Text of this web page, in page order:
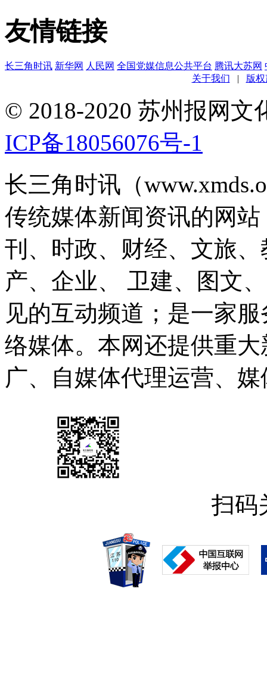
友情链接
长三角时讯 新华网 人民网 全国党媒信息公共平台 腾讯大苏网
关于我们
| 版
© 2018-2020 苏州报网
ICP备18056076号-1
长三角时讯（
传统媒体新闻资讯的网
刊、时政、财经、文旅
产、企业、 卫建、图文
见的互动频道；是一家
络媒体。本网还提供重
广、自媒体代理运营、
扫码